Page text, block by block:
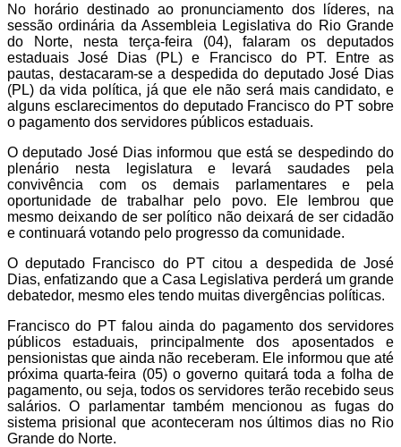
No horário destinado ao pronunciamento dos líderes, na
sessão ordinária da Assembleia Legislativa do Rio Grande
do Norte, nesta terça-feira (04), falaram os deputados
estaduais José Dias (PL) e Francisco do PT. Entre as
pautas, destacaram-se a despedida do deputado José Dias
(PL) da vida política, já que ele não será mais candidato, e
alguns esclarecimentos do deputado Francisco do PT sobre
o pagamento dos servidores públicos estaduais.
O deputado José Dias informou que está se despedindo do
plenário nesta legislatura e levará saudades pela
convivência com os demais parlamentares e pela
oportunidade de trabalhar pelo povo. Ele lembrou que
mesmo deixando de ser político não deixará de ser cidadão
e continuará votando pelo progresso da comunidade.
O deputado Francisco do PT citou a despedida de José
Dias, enfatizando que a Casa Legislativa perderá um grande
debatedor, mesmo eles tendo muitas divergências políticas.
Francisco do PT falou ainda do pagamento dos servidores
públicos estaduais, principalmente dos aposentados e
pensionistas que ainda não receberam. Ele informou que até
próxima quarta-feira (05) o governo quitará toda a folha de
pagamento, ou seja, todos os servidores terão recebido seus
salários. O parlamentar também mencionou as fugas do
sistema prisional que aconteceram nos últimos dias no Rio
Grande do Norte.